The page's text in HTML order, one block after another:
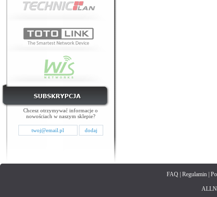
Chcesz otrzymywać informacje o
nowościach w naszym sklepie?
FAQ| Regulamin|